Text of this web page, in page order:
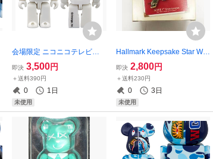
会場限定 ニコニコテレビち
ゃん 100%ベアブリック/未開
即決 3,500円
＋送料390円
0 1日
未使用
Hallmark Keepsake Star War
s SLAVE I オーナメント／未
使用
即決 2,800円
＋送料230円
0 3日
未使用